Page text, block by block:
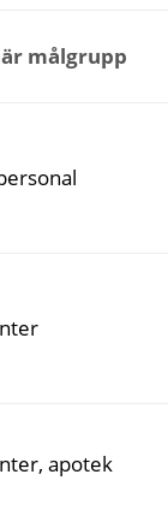
målgrupp
apotek